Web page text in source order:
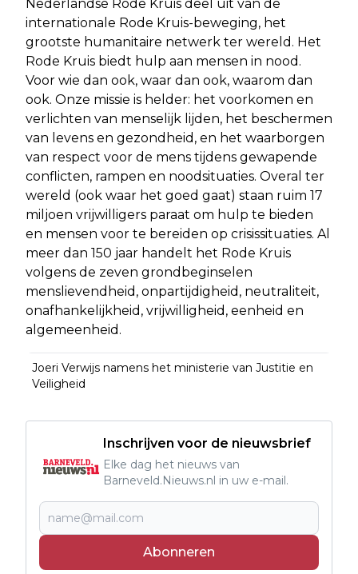
Nederlandse Rode Kruis deel uit van de
internationale Rode Kruis-beweging, het
grootste humanitaire netwerk ter wereld. Het
Rode Kruis biedt hulp aan mensen in nood.
Voor wie dan ook, waar dan ook, waarom dan
ook. Onze missie is helder: het voorkomen en
verlichten van menselijk lijden, het beschermen
van levens en gezondheid, en het waarborgen
van respect voor de mens tijdens gewapende
conflicten, rampen en noodsituaties. Overal ter
wereld (ook waar het goed gaat) staan ruim 17
miljoen vrijwilligers paraat om hulp te bieden
en mensen voor te bereiden op crisissituaties. Al
meer dan 150 jaar handelt het Rode Kruis
volgens de zeven grondbeginselen
menslievendheid, onpartijdigheid, neutraliteit,
onafhankelijkheid, vrijwilligheid, eenheid en
algemeenheid.
Joeri Verwijs namens het ministerie van Justitie en
Veiligheid
Inschrijven voor de nieuwsbrief
Elke dag het nieuws van
Barneveld.Nieuws.nl in uw e-mail.
Abonneren